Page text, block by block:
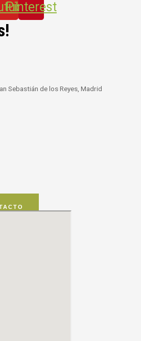
Pinterest
Sebastián de los Reyes, Madrid